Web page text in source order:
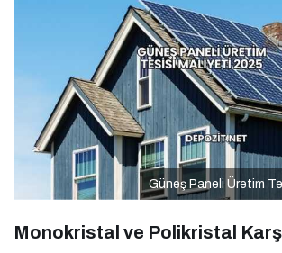
Güneş Paneli Üretim
Monokristal ve Polikristal